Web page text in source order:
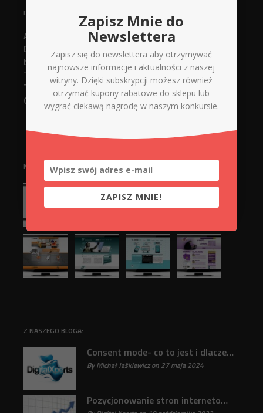
DANE KONTAKTOWE
Agencja Reklamowa
Digital Xperts
biuro@d-x.pl
Tel. 737748919 (strony www)
Tel. 737748918 (serwis + sklep)
Górnicza 12/14 lokal 005
NASZE REALIZACJE:
Z NASZEGO BLOGA:
Consent mode- co to jest i dlaczego jest ważne?
By Michał Jaśkiewicz on 27 maja 2024
Pozycjonowanie stron internetowych : Klucz do sukcesu online odkryty
Zapisz Mnie do
Newslettera
Zapisz się do newslettera aby otrzymywać
najnowsze informacje i aktualności z naszej
witryny. Dzięki subskrypcji możesz również
otrzymać kupony rabatowe do sklepu lub
wygrać ciekawą nagrodę w naszym konkursie.
ZAPISZ MNIE!